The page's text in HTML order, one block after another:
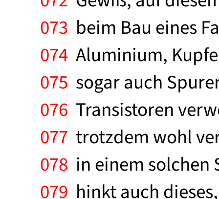
073 beim Bau eines
074 Aluminium,
075 sogar auch
076 Transistoren
077 trotzdem wohl
078 in einem solchen
079 hinkt auch